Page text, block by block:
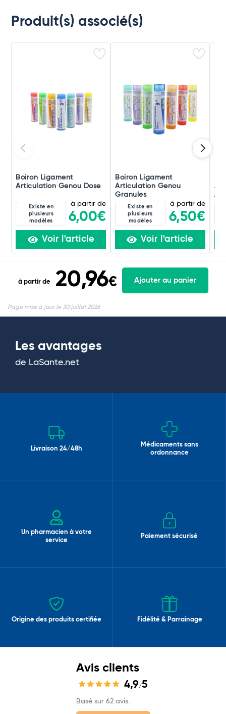
Produit(s) associé(s)
Boiron Ligament
Articulation Genou Dose
Existe en
plusieurs
modèles
à partir de
6,00€
Voir l'article
Boiron Ligament
Articulation Genou
Granules
Existe en
plusieurs
modèles
à partir de
6,50€
Voir l'article
à partir de 20,96€ Ajouter au panier
Page mise à jour le 30 juillet 2026
Les avantages
de LaSante.net
Livraison 24/48h
Médicaments sans
ordonnance
Un pharmacien à votre
service
Paiement sécurisé
Origine des produits certifiée Fidélité & Parrainage
Avis clients
4,9/5
Basé sur 62 avis.